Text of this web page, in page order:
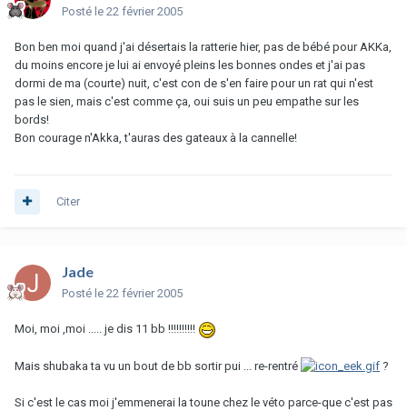
Posté le 22 février 2005
Bon ben moi quand j'ai désertais la ratterie hier, pas de bébé pour AKKa,
du moins encore je lui ai envoyé pleins les bonnes ondes et j'ai pas
dormi de ma (courte) nuit, c'est con de s'en faire pour un rat qui n'est
pas le sien, mais c'est comme ça, oui suis un peu empathe sur les
bords!
Bon courage n'Akka, t'auras des gateaux à la cannelle!
Citer
Jade
Posté le 22 février 2005
Moi, moi ,moi ..... je dis 11 bb !!!!!!!!!!
Mais shubaka ta vu un bout de bb sortir pui ... re-rentré ?
Si c'est le cas moi j'emmenerai la toune chez le véto parce-que c'est pas